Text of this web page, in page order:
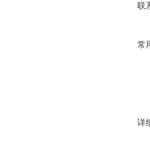
联
常
详